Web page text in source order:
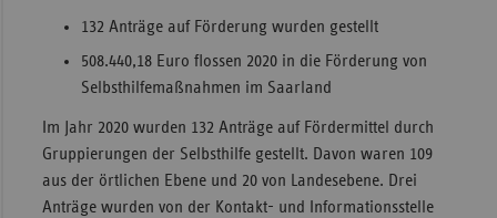
132 Anträge auf Förderung wurden gestellt
508.440,18 Euro flossen 2020 in die Förderung von
Selbsthilfemaßnahmen im Saarland
Im Jahr 2020 wurden 132 Anträge auf Fördermittel durch
Gruppierungen der Selbsthilfe gestellt. Davon waren 109
aus der örtlichen Ebene und 20 von Landesebene. Drei
Anträge wurden von der Kontakt- und Informationsstelle